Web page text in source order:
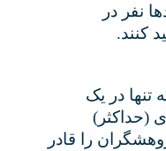
نفر در
کنند.
تنها در یک
(حداکثر)
را قادر